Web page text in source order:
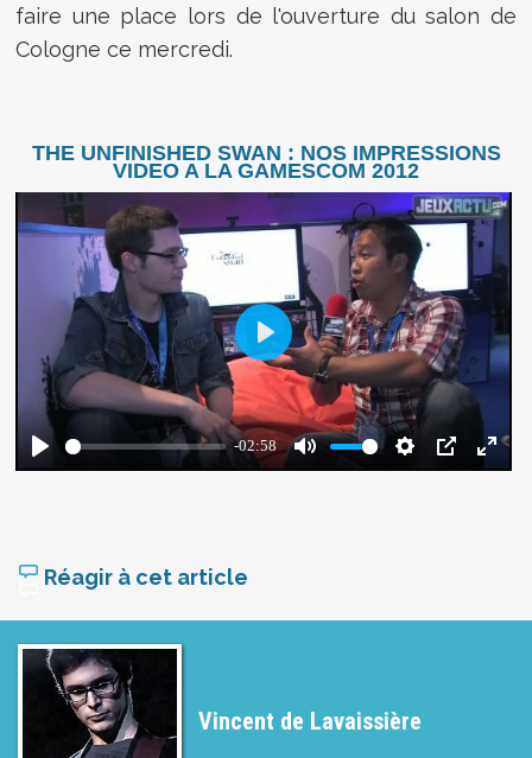
faire une place lors de l'ouverture du salon de
Cologne ce mercredi.
THE UNFINISHED SWAN : NOS IMPRESSIONS
VIDEO A LA GAMESCOM 2012
Réagir à cet article
Vincent de Lavaissière